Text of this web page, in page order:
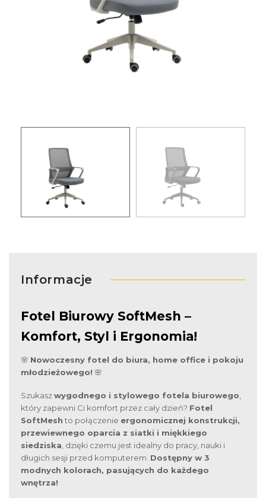
Informacje
Fotel Biurowy SoftMesh –
Komfort, Styl i Ergonomia!
🌸 Nowoczesny fotel do biura, home office i pokoju
młodzieżowego! 🌸
Szukaszwygodnego i stylowego fotela biurowego
który zapewni Ci komfort przez cały dzień? Fotel
SoftMesh to połączenie ergonomicznej konstrukcji,
przewiewnego oparcia z siatki i miękkiego
siedziska , dzięki czemu jest idealny do pracy, nauki i
długich sesji przed komputerem. Dostępny w 3
modnych kolorach, pasujących do każdego
wnętrza!